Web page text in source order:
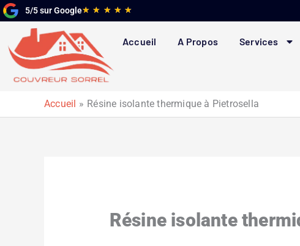
Aller
au
contenu
5/5 sur Google★ ★ ★ ★ ★
5
Accueil A Propos Services
Accueil Résine isolante thermique à Pietrosella
Résine isolante